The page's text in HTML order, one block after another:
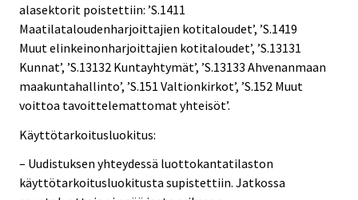
alasektorit poistettiin: ’S.1411
Maatilataloudenharjoittajien kotitaloudet’, ’S.1419
Muut elinkeinonharjoittajien kotitaloudet’, ’S.13131
Kunnat’, ’S.13132 Kuntayhtymät’, ’S.13133 Ahvenanmaan
maakuntahallinto’, ’S.151 Valtionkirkot’, ’S.152 Muut
voittoa tavoittelemattomat yhteisöt’.
Käyttötarkoitusluokitus:
– Uudistuksen yhteydessä luottokantatilaston
käyttötarkoitusluokitusta supistettiin. Jatkossa